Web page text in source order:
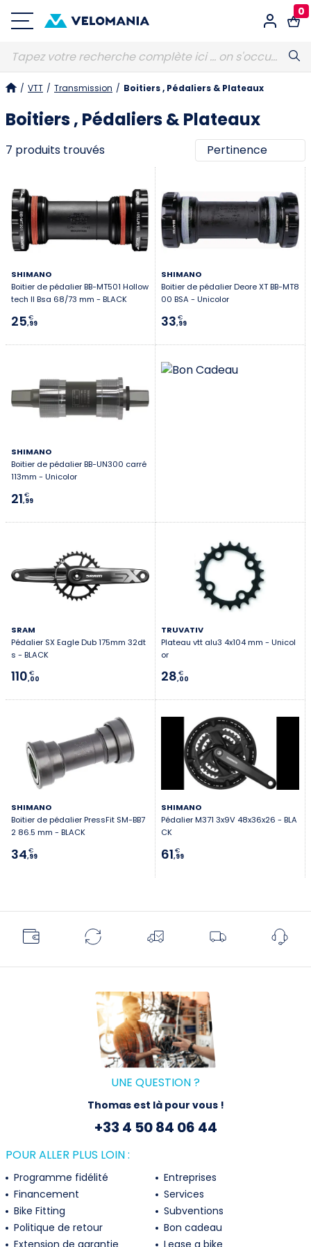
Connexion
E-MAIL Obligatoire
Obligatoire
Vous avez oublié votre mot de passe ?
S'identifier
Première connexion ?
Créez votre compte
0
/ VTT / Transmission / Boitiers , Pédaliers & Plateaux
Boitiers , Pédaliers & Plateaux
7 produits trouvés
SHIMANO
Boitier de pédalier BB-MT501 Hollow
tech II Bsa 68/73 mm - BLACK
25,99
€
SHIMANO
Boitier de pédalier Deore XT BB-MT8
00 BSA - Unicolor
33,99
€
SHIMANO
Boitier de pédalier BB-UN300 carré
113mm - Unicolor
21,99
€
SRAM
Pédalier SX Eagle Dub 175mm 32dt
s - BLACK
110,00
€
TRUVATIV
Plateau vtt alu3 4x104 mm - Unicol
or
28,00
€
SHIMANO
Boitier de pédalier PressFit SM-BB7
2 86.5 mm - BLACK
34,99
€
SHIMANO
Pédalier M371 3x9V 48x36x26 - BLA
CK
61,99
€
UNE QUESTION ?
Thomas est là pour vous !
+33 4 50 84 06 44
POUR ALLER PLUS LOIN :
Programme fidélité
Entreprises
Financement
Services
Bike Fitting
Subventions
Politique de retour
Bon cadeau
Extension de garantie
Lease a bike